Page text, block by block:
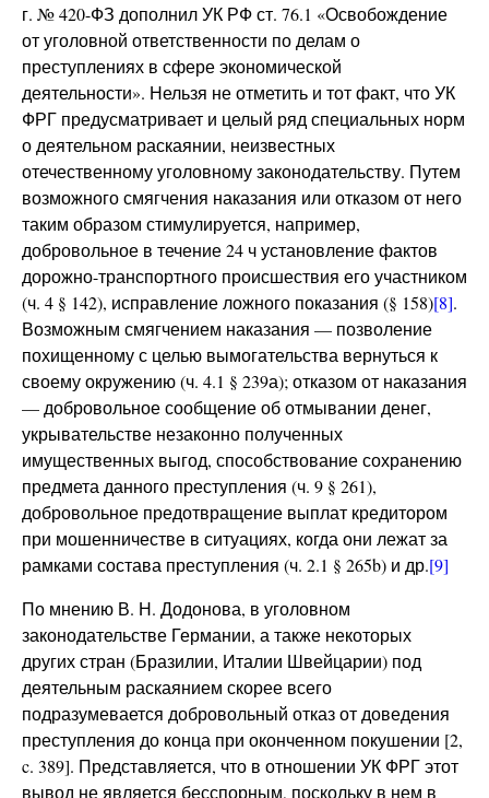
г. № 420-ФЗ дополнил УК РФ ст. 76.1 «Освобождение
от уголовной ответственности по делам о
преступлениях в сфере экономической
деятельности». Нельзя не отметить и тот факт, что УК
ФРГ предусматривает и целый ряд специальных норм
о деятельном раскаянии, неизвестных
отечественному уголовному законодательству. Путем
возможного смягчения наказания или отказом от него
таким образом стимулируется, например,
добровольное в течение 24 ч установление фактов
дорожно-транспортного происшествия его участником
(ч. 4 § 142), исправление ложного показания (§ 158)[8].
Возможным смягчением наказания — позволение
похищенному с целью вымогательства вернуться к
своему окружению (ч. 4.1 § 239а); отказом от наказания
— добровольное сообщение об отмывании денег,
укрывательстве незаконно полученных
имущественных выгод, способствование сохранению
предмета данного преступления (ч. 9 § 261),
добровольное предотвращение выплат кредитором
при мошенничестве в ситуациях, когда они лежат за
рамками состава преступления (ч. 2.1 § 265b) и др.[9]
По мнению В. Н. Додонова, в уголовном
законодательстве Германии, а также некоторых
других стран (Бразилии, Италии Швейцарии) под
деятельным раскаянием скорее всего
подразумевается добровольный отказ от доведения
преступления до конца при оконченном покушении [2,
c. 389]. Представляется, что в отношении УК ФРГ этот
вывод не является бесспорным, поскольку в нем в